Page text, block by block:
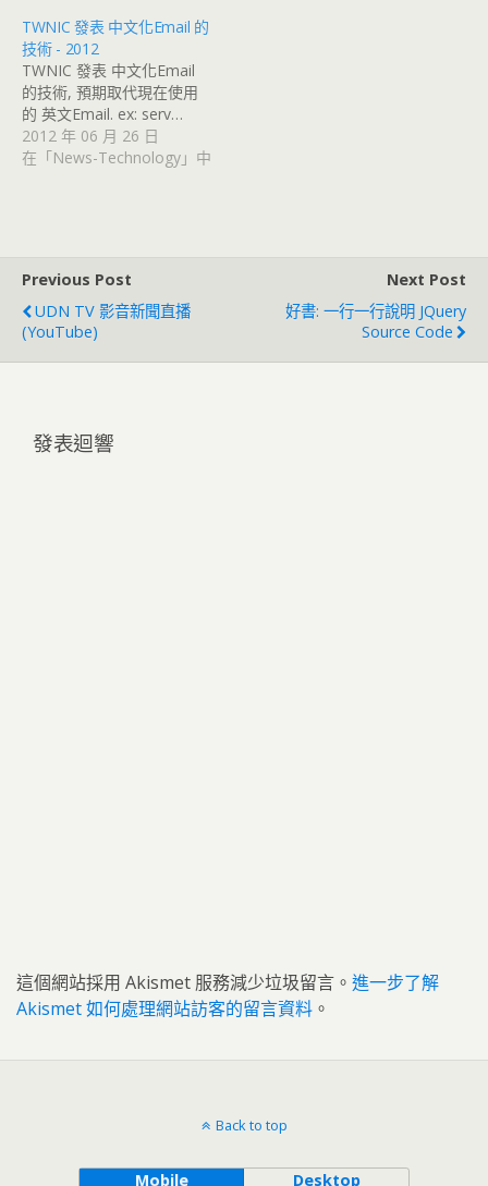
TWNIC 發表 中文化Email 的
技術 - 2012
TWNIC 發表 中文化Email
的技術, 預期取代現在使用
的 英文Email. ex: serv…
2012 年 06 月 26 日
在「News-Technology」中
Previous Post
UDN TV 影音新聞直播
(YouTube)
Next Post
好書: 一行一行說明 JQuery
Source Code
發表迴響
這個網站採用 Akismet 服務減少垃圾留言。 進一步了解
Akismet 如何處理網站訪客的留言資料 。
Back to top
Mobile Desktop